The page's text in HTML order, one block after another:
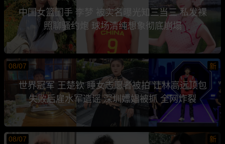
中国女篮国手 李梦 被实名曝光知三当三 私发裸
照聊骚约炮 球场清纯想象彻底崩塌
08/07 新
世界冠军 王楚钦 睡女志愿者被拍 让林高远顶包
失败后雇水军造谣 深圳嫖娼被抓 全网炸裂
08/07 新